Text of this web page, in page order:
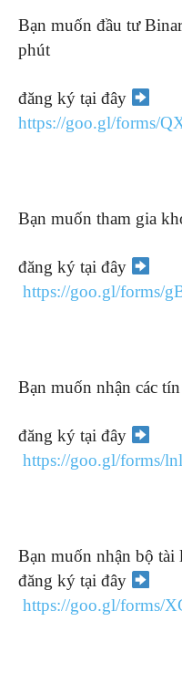
Bạn muốn đầu tư
phút
đăng ký tại đây
https://goo.gl/forms/
Bạn muốn tham gia
đăng ký tại đây
https://goo.gl/forms/
Bạn muốn nhận các
đăng ký tại đây
https://goo.gl/forms/
Bạn muốn nhận bộ tài
đăng ký tại đây
https://goo.gl/forms/